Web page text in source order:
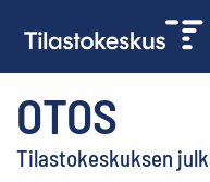
OTOS
Tilastokeskuksen